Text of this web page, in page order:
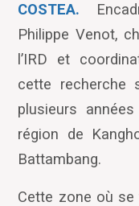
COSTEA.
Philippe Venot,
l’IRD et
cette recherche
plusieurs
région de
Battambang.
Cette zone où se